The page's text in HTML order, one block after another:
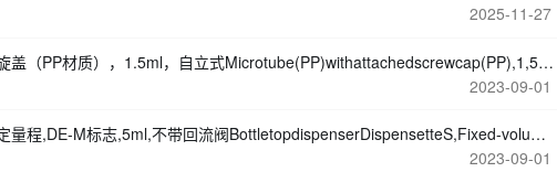
2025-11-27
，自立式Microtube(PP)withattachedscrewcap(PP),1,5ml,self-standing货号：BRAND780711品牌：BRAND
2023-09-01
,5ml,不带回流阀BottletopdispenserDispensetteS,Fixed-volume,DE-Mmarking,5ml,w/orecirculationva
2023-09-01